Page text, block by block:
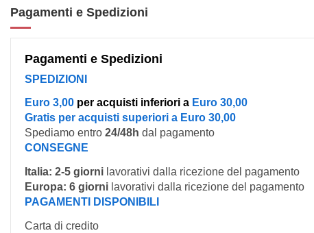
Pagamenti e Spedizioni
Pagamenti e Spedizioni
SPEDIZIONI
Euro 3,00 per acquisti inferiori a Euro 30,00
Gratis per acquisti superiori a Euro 30,00
Spediamo entro 24/48h dal pagamento
CONSEGNE
Italia: 2-5 giorni lavorativi dalla ricezione del pagamento
Europa: 6 giorni lavorativi dalla ricezione del pagamento
PAGAMENTI DISPONIBILI
Carta di credito